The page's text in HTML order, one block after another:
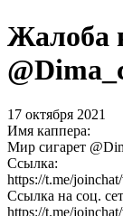
Жалоба
17 октября 2021
Имя каппера:
Мир сигарет
Ссылка:
https://t.me/
Ссылка на соц.
https://t.me/